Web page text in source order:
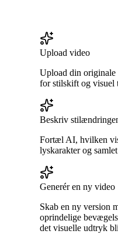
Upload video
Upload din originale
for stilskift og visuel
Beskriv
Fortæl AI, hvilken
lyskarakter og
Generér en ny video
Skab en ny version
oprindelige
det visuelle udtryk